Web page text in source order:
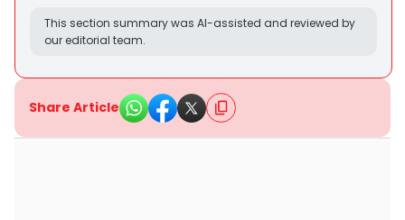
This section summary was AI-assisted and reviewed by
our editorial team.
Share Article